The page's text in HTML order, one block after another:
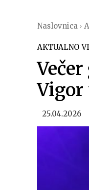
Naslovnica
AKTUALNO
Vigor
25.04.2026